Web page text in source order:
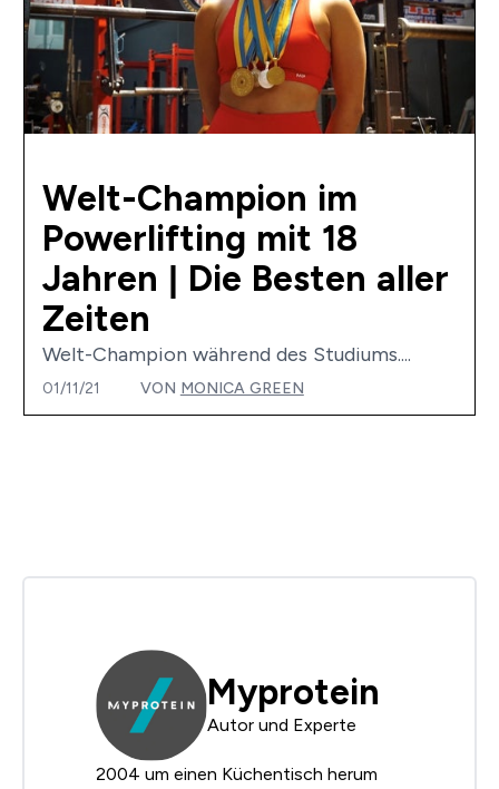
Welt-Champion im
Powerlifting mit 18
Jahren | Die Besten aller
Zeiten
Welt-Champion während des Studiums....
01/11/21 VON MONICA GREEN
Myprotein
Autor und Experte
2004 um einen Küchentisch herum